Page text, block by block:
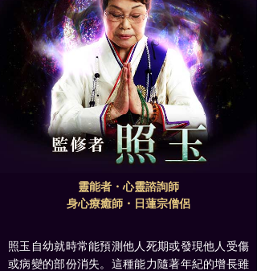
靈能者・心靈諮詢師
身心療癒師・日蓮宗僧侶
照玉自幼就時常能預測他人死期或發現他人受傷
或病變的部份消失。這種能力隨著年紀的增長雖